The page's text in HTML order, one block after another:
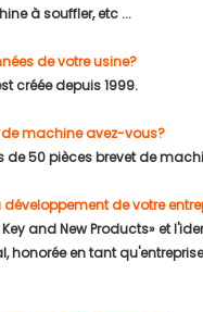
à souffler, etc ...
de votre usine?
créée depuis 1999.
machine avez-vous?
de 50 pièces brevet de
de votre
and New Products» et
honorée en tant